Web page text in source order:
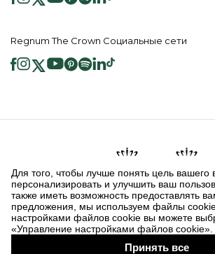
Regnum The Crown Социальные сети
2026 ® Regnum Hotels. Все права защищены.